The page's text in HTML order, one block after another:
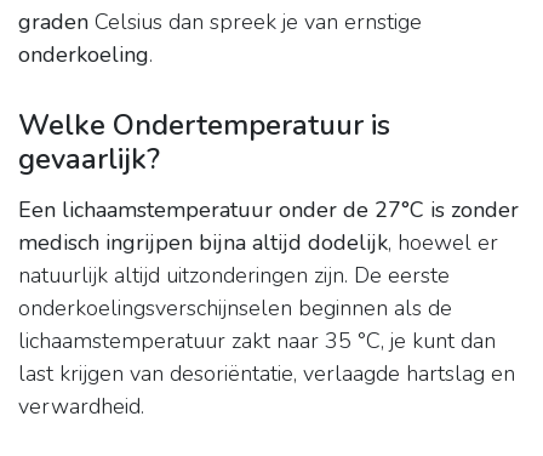
graden Celsius dan spreek je van ernstige
onderkoeling.
Welke Ondertemperatuur is
gevaarlijk?
Een lichaamstemperatuur onder de 27°C is zonder
medisch ingrijpen bijna altijd dodelijk, hoewel er
natuurlijk altijd uitzonderingen zijn. De eerste
onderkoelingsverschijnselen beginnen als de
lichaamstemperatuur zakt naar 35 °C, je kunt dan
last krijgen van desoriëntatie, verlaagde hartslag en
verwardheid.